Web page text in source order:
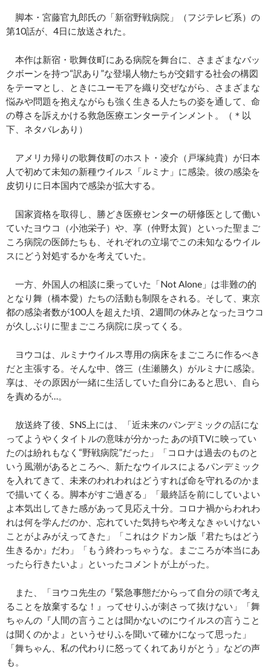
脚本・宮藤官九郎氏の「新宿野戦病院」（フジテレビ系）の
第10話が、4日に放送された。
本作は新宿・歌舞伎町にある病院を舞台に、さまざまなバッ
クボーンを持つ“訳あり”な登場人物たちが交錯する社会の構図
をテーマとし、ときにユーモアを織り交ぜながら、さまざまな
悩みや問題を抱えながらも強く生きる人たちの姿を通して、命
の尊さを訴えかける救急医療エンターテインメント。（＊以
下、ネタバレあり）
アメリカ帰りの歌舞伎町のホスト・凌介（戸塚純貴）が日本
人で初めて未知の新種ウイルス「ルミナ」に感染。彼の感染を
皮切りに日本国内で感染が拡大する。
国家資格を取得し、勝どき医療センターの研修医として働い
ていたヨウコ（小池栄子）や、享（仲野太賀）といった聖まご
ころ病院の医師たちも、それぞれの立場でこの未知なるウイル
スにどう対処するかを考えていた。
一方、外国人の相談に乗っていた「Not Alone」は非難の的
となり舞（橋本愛）たちの活動も制限をされる。そして、東京
都の感染者数が100人を超えた頃、2週間の休みとなったヨウコ
が久しぶりに聖まごころ病院に戻ってくる。
ヨウコは、ルミナウイルス専用の病床をまごころに作るべき
だと主張する。そんな中、啓三（生瀬勝久）がルミナに感染。
享は、その原因が一緒に生活していた自分にあると思い、自ら
を責めるが…。
放送終了後、SNS上には、「近未来のパンデミックの話にな
ってようやくタイトルの意味が分かった あの頃TVに映ってい
たのは紛れもなく“野戦病院”だった」「コロナは過去のものと
いう風潮があるところへ、新たなウイルスによるパンデミック
を入れてきて、未来のわれわれはどうすれば命を守れるのかま
で描いてくる。脚本がすご過ぎる」「最終話を前にしていよい
よ本気出してきた感があって見応え十分。コロナ禍からわれわ
れは何を学んだのか、忘れていた気持ちや考えなきゃいけない
ことがよみがえってきた」「これはクドカン版『君たちはどう
生きるか』だわ」「もう終わっちゃうな。まごころが本当にあ
ったら行きたいよ」といったコメントが上がった。
また、「ヨウコ先生の『緊急事態だからって自分の頭で考え
ることを放棄するな！』ってせりふが刺さって抜けない」「舞
ちゃんの『人間の言うことは聞かないのにウイルスの言うこと
は聞くのかよ』というせりふを聞いて確かになって思った」
「舞ちゃん、私の代わりに怒ってくれてありがとう」などの声
も。